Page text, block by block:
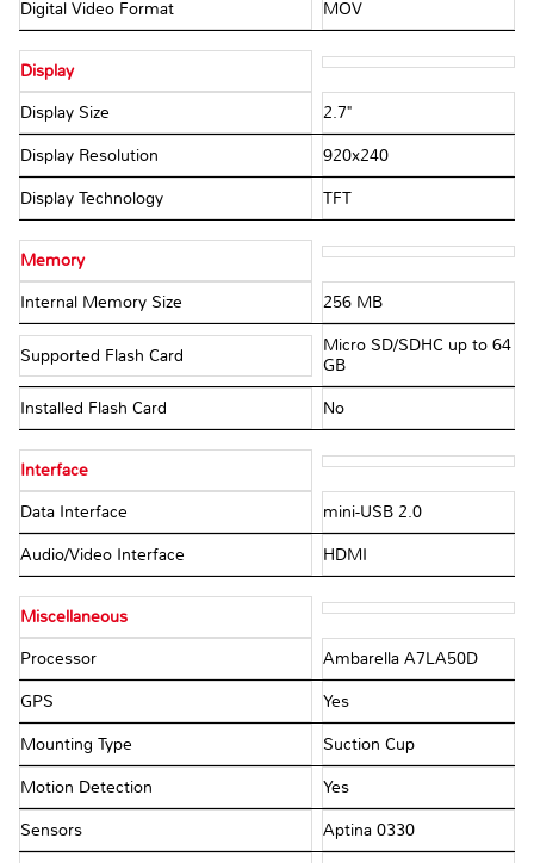
Digital Video Format MOV
Display
Display Size 2.7"
Display Resolution 920x240
Display Technology TFT
Memory
Internal Memory Size 256 MB
Supported Flash Card
Micro SD/SDHC up to 64
GB
Installed Flash Card No
Interface
Data Interface mini-USB 2.0
Audio/Video Interface HDMI
Miscellaneous
Processor Ambarella A7LA50D
GPS Yes
Mounting Type Suction Cup
Motion Detection Yes
Sensors Aptina 0330